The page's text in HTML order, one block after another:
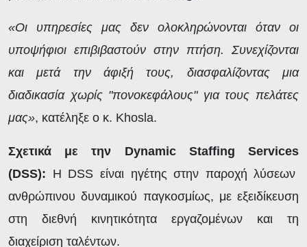
«Οι υπηρεσίες μας δεν ολοκληρώνονται όταν οι
υποψήφιοι επιβιβαστούν στην πτήση. Συνεχίζονται
και μετά την άφιξή τους, διασφαλίζοντας μια
διαδικασία χωρίς "πονοκεφάλους" για τους πελάτες
μας», κατέληξε ο κ. Khosla.
Σχετικά με την DynamicStaffing Services
(DSS): Η DSS είναι ηγέτης στην παροχή λύσεων
ανθρώπινου δυναμικού παγκοσμίως, με εξειδίκευση
στη διεθνή κινητικότητα εργαζομένων και τη
διαχείριση ταλέντων.